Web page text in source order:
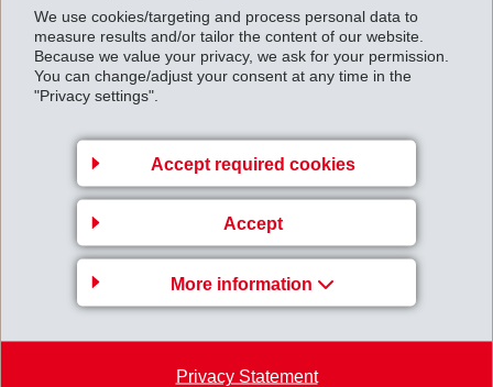
We use cookies/targeting and process personal data to
measure results and/or tailor the content of our website.
Because we value your privacy, we ask for your permission.
You can change/adjust your consent at any time in the
"Privacy settings".
Accept required cookies
Accept
More information
Privacy Statement
Das Strafverfahren dauerte insgesamt rund 10 Jahre.
Definitives_Urteil_im_Betrugsfall.pdf
Business Unit EMS-